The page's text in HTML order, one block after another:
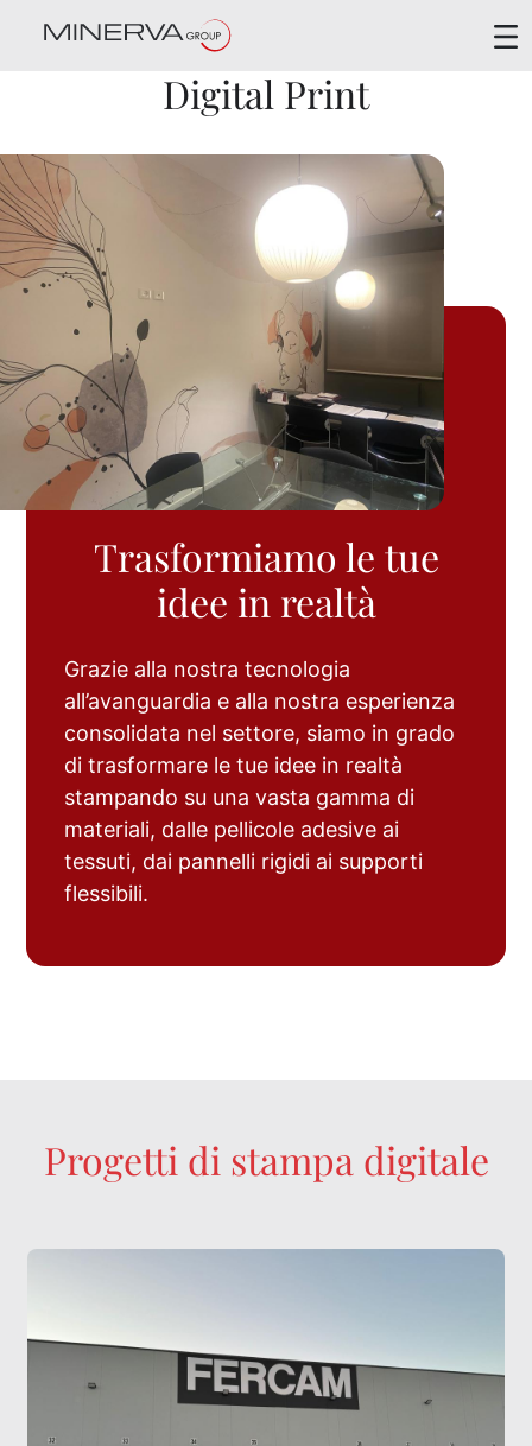
Digital Print
Trasformiamo le tue
idee in realtà
Grazie alla nostra tecnologia
all’avanguardia e alla nostra esperienza
consolidata nel settore, siamo in grado
di trasformare le tue idee in realtà
stampando su una vasta gamma di
materiali, dalle pellicole adesive ai
tessuti, dai pannelli rigidi ai supporti
flessibili.
Progetti di stampa digitale